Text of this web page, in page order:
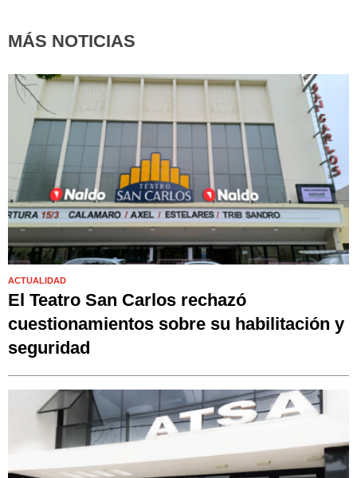
MÁS NOTICIAS
ACTUALIDAD
El Teatro San Carlos rechazó
cuestionamientos sobre su habilitación y
seguridad